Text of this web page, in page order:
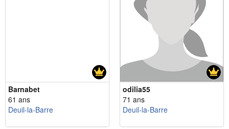
Barnabet
61 ans
Deuil-la-Barre
odilia55
71 ans
Deuil-la-Barre